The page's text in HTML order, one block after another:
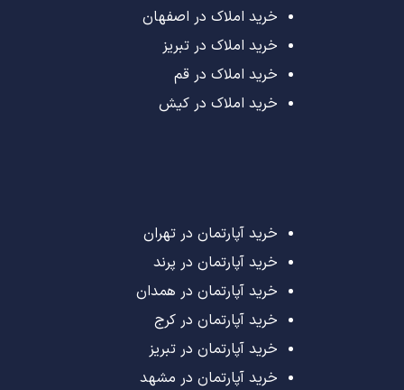
خرید املاک در اصفهان
خرید املاک در تبریز
خرید املاک در قم
خرید املاک در کیش
خرید آپارتمان در تهران
خرید آپارتمان در پرند
خرید آپارتمان در همدان
خرید آپارتمان در کرج
خرید آپارتمان در تبریز
خرید آپارتمان در مشهد